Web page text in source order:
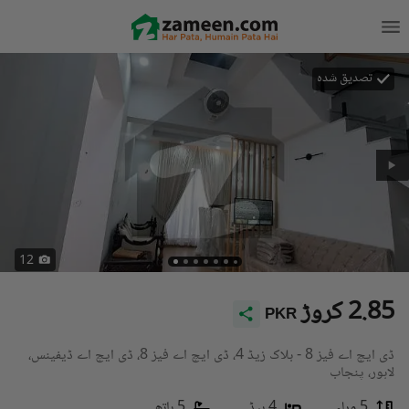
تصدیق شدہ
12
PKR 2.85 کروڑ
ڈی ایچ اے فیز 8 - بلاک زیڈ 4، ڈی ایچ اے فیز 8، ڈی ایچ اے ڈیفینس،
لاہور، پنجاب